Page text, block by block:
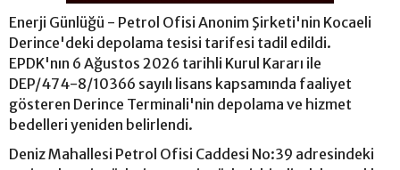
Enerji Günlüğü - Petrol Ofisi Anonim Şirketi'nin Kocaeli
Derince'deki depolama tesisi tarifesi tadil edildi.
EPDK'nın 6 Ağustos 2026 tarihli Kurul Kararı ile
DEP/474-8/10366 sayılı lisans kapsamında faaliyet
gösteren Derince Terminali'nin depolama ve hizmet
bedelleri yeniden belirlendi.
Deniz Mahallesi Petrol Ofisi Caddesi No:39 adresindeki